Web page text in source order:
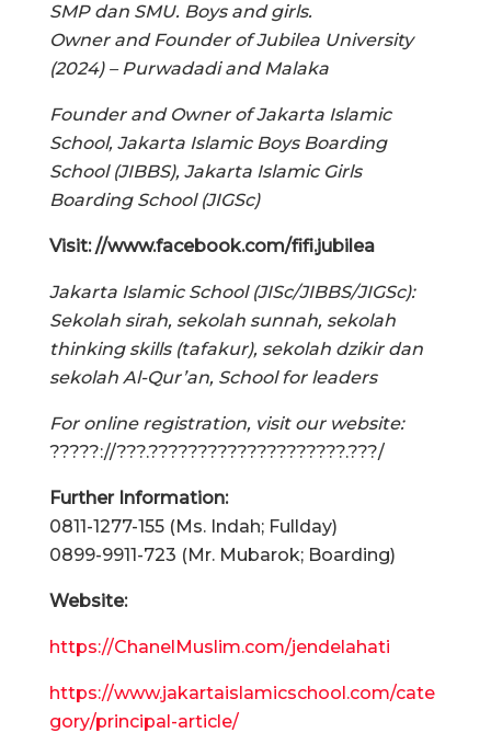
SMP dan SMU. Boys and girls.
Owner and Founder of Jubilea University
(2024) – Purwadadi and Malaka
Founder and Owner of Jakarta Islamic
School, Jakarta Islamic Boys Boarding
School (JIBBS), Jakarta Islamic Girls
Boarding School (JIGSc)
Visit: //www.facebook.com/fifi.jubilea
Jakarta Islamic School (JISc/JIBBS/JIGSc):
Sekolah sirah, sekolah sunnah, sekolah
thinking skills (tafakur), sekolah dzikir dan
sekolah Al-Qur’an, School for leaders
For online registration, visit our website:
?????://???.????????????????????.???/
Further Information:
0811-1277-155 (Ms. Indah; Fullday)
0899-9911-723 (Mr. Mubarok; Boarding)
Website:
https://ChanelMuslim.com/jendelahati
https://www.jakartaislamicschool.com/cate
gory/principal-article/